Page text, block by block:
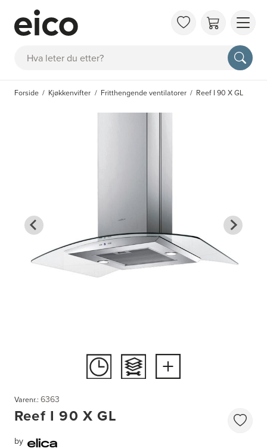
Søk
OM
FAQ
Forside Kjøkkenvifter Fritthengende ventilatorer Reef I 90 X GL
Varenr.: 6363
Reef I 90 X GL
by